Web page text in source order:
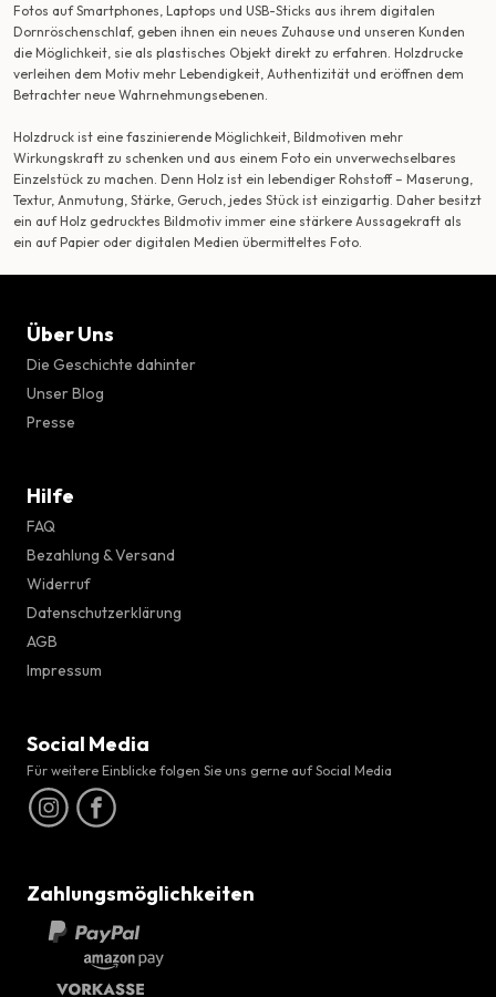
Fotos auf Smartphones, Laptops und USB-Sticks aus ihrem digitalen
Dornröschenschlaf, geben ihnen ein neues Zuhause und unseren Kunden
die Möglichkeit, sie als plastisches Objekt direkt zu erfahren. Holzdrucke
verleihen dem Motiv mehr Lebendigkeit, Authentizität und eröffnen dem
Betrachter neue Wahrnehmungsebenen.
Holzdruck ist eine faszinierende Möglichkeit, Bildmotiven mehr
Wirkungskraft zu schenken und aus einem Foto ein unverwechselbares
Einzelstück zu machen. Denn Holz ist ein lebendiger Rohstoff – Maserung,
Textur, Anmutung, Stärke, Geruch, jedes Stück ist einzigartig. Daher besitzt
ein auf Holz gedrucktes Bildmotiv immer eine stärkere Aussagekraft als
ein auf Papier oder digitalen Medien übermitteltes Foto.
Über Uns
Die Geschichte dahinter
Unser Blog
Presse
Hilfe
FAQ
Bezahlung & Versand
Widerruf
Datenschutzerklärung
AGB
Impressum
Social Media
Für weitere Einblicke folgen Sie uns gerne auf Social Media
Zahlungsmöglichkeiten